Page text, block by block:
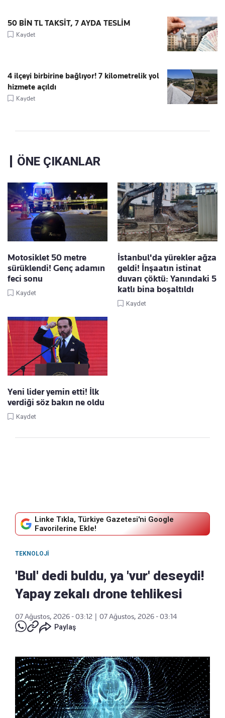
50 BİN TL TAKSİT, 7 AYDA TESLİM
Kaydet
4 ilçeyi birbirine bağlıyor! 7 kilometrelik yol
hizmete açıldı
Kaydet
ÖNE ÇIKANLAR
Motosiklet 50 metre
sürüklendi! Genç adamın
feci sonu
Kaydet
İstanbul'da yürekler ağza
geldi! İnşaatın istinat
duvarı çöktü: Yanındaki 5
katlı bina boşaltıldı
Kaydet
Yeni lider yemin etti! İlk
verdiği söz bakın ne oldu
Kaydet
Linke Tıkla, Türkiye Gazetesi'ni Google
Favorilerine Ekle!
TEKNOLOJI
'Bul' dedi buldu, ya 'vur' deseydi!
Yapay zekalı drone tehlikesi
07 Ağustos, 2026 - 03:12
07 Ağustos, 2026 - 03:14
Paylaş